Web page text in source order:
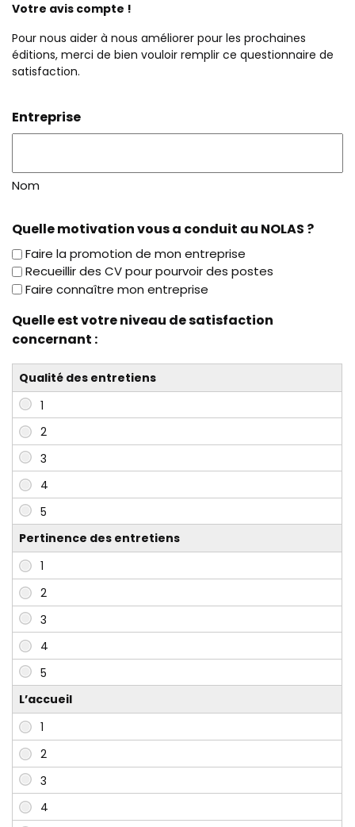
Votre avis compte !
Pour nous aider à nous améliorer pour les prochaines
éditions, merci de bien vouloir remplir ce questionnaire de
satisfaction.
Entreprise
Nom
Quelle motivation vous a conduit au NOLAS ?
Faire la promotion de mon entreprise
Recueillir des CV pour pourvoir des postes
Faire connaître mon entreprise
Quelle est votre niveau de satisfaction
concernant :
Qualité des entretiens
Pertinence des entretiens
L’accueil